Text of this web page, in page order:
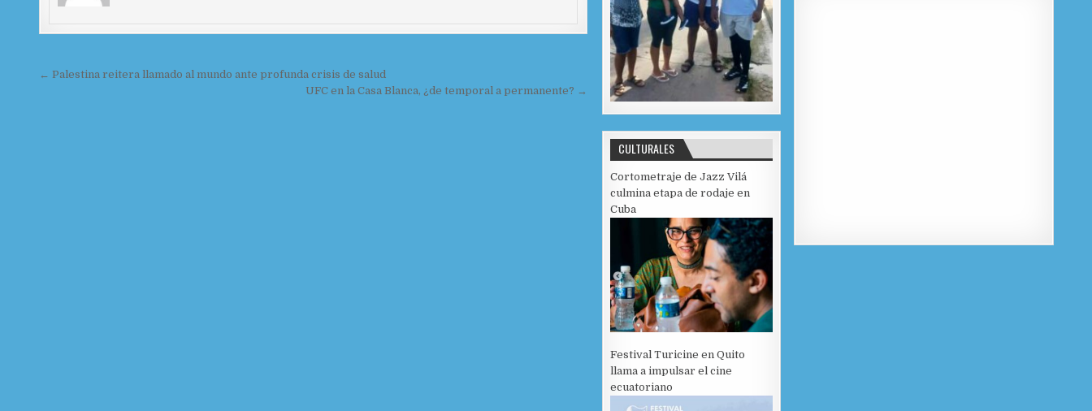
o
k
n
ti
Navegación de entradas
← Palestina reitera llamado al mundo ante profunda crisis de salud
UFC en la Casa Blanca, ¿de temporal a permanente? →
CULTURALES
Cortometraje de Jazz Vilá
culmina etapa de rodaje en
Cuba
Festival Turicine en Quito
llama a impulsar el cine
ecuatoriano